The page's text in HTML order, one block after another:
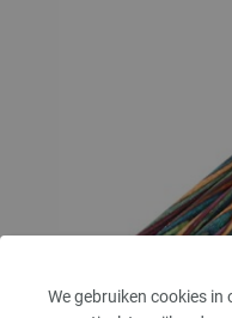
We gebruiken cookies in